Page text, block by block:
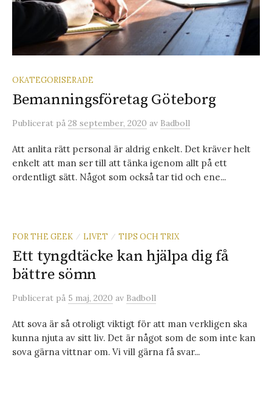
OKATEGORISERADE
Bemanningsföretag Göteborg
Publicerat på 28 september, 2020 av Badboll
Att anlita rätt personal är aldrig enkelt. Det kräver helt
enkelt att man ser till att tänka igenom allt på ett
ordentligt sätt. Något som också tar tid och ene...
FOR THE GEEK / LIVET / TIPS OCH TRIX
Ett tyngdtäcke kan hjälpa dig få
bättre sömn
Publicerat på 5 maj, 2020 av Badboll
Att sova är så otroligt viktigt för att man verkligen ska
kunna njuta av sitt liv. Det är något som de som inte kan
sova gärna vittnar om. Vi vill gärna få svar...